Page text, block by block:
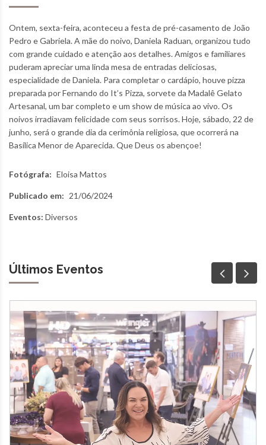
Ontem, sexta-feira, aconteceu a festa de pré-casamento de João
Pedro e Gabriela. A mãe do noivo, Daniela Raduan, organizou tudo
com grande cuidado e atenção aos detalhes. Amigos e familiares
puderam apreciar uma linda mesa de entradas deliciosas,
especialidade de Daniela. Para completar o cardápio, houve pizza
preparada por Fernando do It’s Pizza, sorvete da Madalê Gelato
Artesanal, um bar completo e um show de música ao vivo. Os
noivos irradiavam felicidade com seus sorrisos. Hoje, sábado, 22 de
junho, será o grande dia da cerimônia religiosa, que ocorrerá na
Basílica Menor de Aparecida. Que Deus os abençoe!
Fotógrafa: Eloisa Mattos
Publicado em: 21/06/2024
Eventos: Diversos
Últimos Eventos